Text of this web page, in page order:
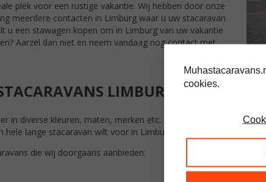
plek voor een rustige vakantie. Wij hebben door onze
meerdere contacten in Limburg waar u uw stacaravan
u een stawagen kopen om in Limburg van uw vakantie
Aarzel dan niet en neem vandaag nog contact met
LIMBURG
in diverse kleuren, maten, merken etc. Of u nou dubbel glas
hele lange stacaravan wilt voor in Limburg, bij ons heeft u
die wij doorgaans aanbieden:
cookies.